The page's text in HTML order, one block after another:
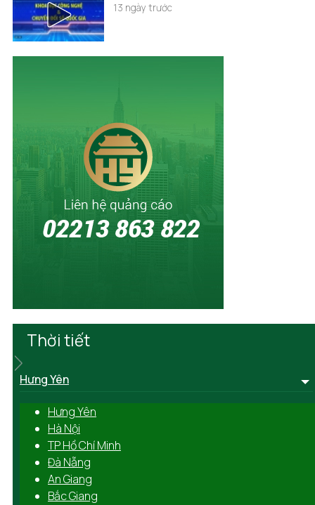
13 ngày trước
Thời tiết
Hưng Yên
Hưng Yên
Hà Nội
TP Hồ Chí Minh
Đà Nẵng
An Giang
Bắc Giang